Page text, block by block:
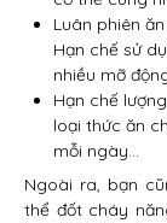
Luân phiên
Hạn chế sử
nhiều mỡ
Hạn chế
loại thức ăn
mỗi ngày…
Ngoài ra, bạn
thể đốt cháy